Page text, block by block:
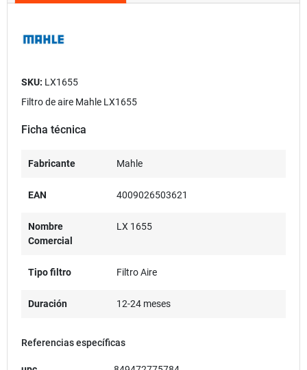
SKU: LX1655
Filtro de aire Mahle LX1655
Ficha técnica
Fabricante Mahle
EAN 4009026503621
Nombre
Comercial
LX 1655
Tipo filtro Filtro Aire
Duración 12-24 meses
Referencias específicas